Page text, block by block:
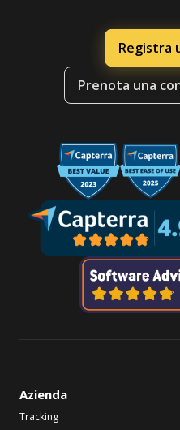
Registra
Prenota una
Azienda
Tracking